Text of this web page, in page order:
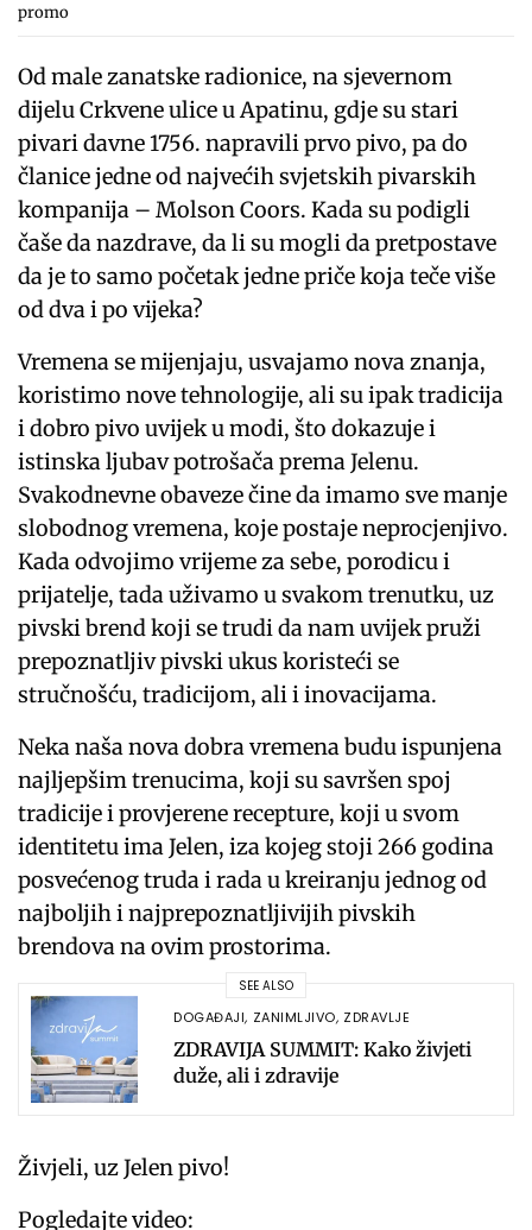
promo
Od male zanatske radionice, na sjevernom
dijelu Crkvene ulice u Apatinu, gdje su stari
pivari davne 1756. napravili prvo pivo, pa do
članice jedne od najvećih svjetskih pivarskih
kompanija – Molson Coors. Kada su podigli
čaše da nazdrave, da li su mogli da pretpostave
da je to samo početak jedne priče koja teče više
od dva i po vijeka?
Vremena se mijenjaju, usvajamo nova znanja,
koristimo nove tehnologije, ali su ipak tradicija
i dobro pivo uvijek u modi, što dokazuje i
istinska ljubav potrošača prema Jelenu.
Svakodnevne obaveze čine da imamo sve manje
slobodnog vremena, koje postaje neprocjenjivo.
Kada odvojimo vrijeme za sebe, porodicu i
prijatelje, tada uživamo u svakom trenutku, uz
pivski brend koji se trudi da nam uvijek pruži
prepoznatljiv pivski ukus koristeći se
stručnošću, tradicijom, ali i inovacijama.
Neka naša nova dobra vremena budu ispunjena
najljepšim trenucima, koji su savršen spoj
tradicije i provjerene recepture, koji u svom
identitetu ima Jelen, iza kojeg stoji 266 godina
posvećenog truda i rada u kreiranju jednog od
najboljih i najprepoznatljivijih pivskih
brendova na ovim prostorima.
SEE ALSO
DOGAĐAJI, ZANIMLJIVO, ZDRAVLJE
ZDRAVIJA SUMMIT: Kako živjeti
duže, ali i zdravije
Živjeli, uz Jelen pivo!
Pogledajte video: